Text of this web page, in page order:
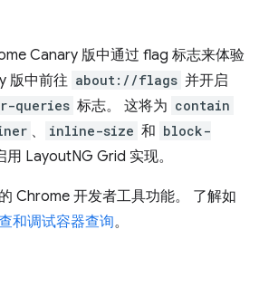
Canary 版中通过 flag 标志来体验
版中前往 about://flags 并开启
queries 标志。 这将为 contain
、 inline-size 和 block-
LayoutNG Grid 实现。
Chrome 开发者工具功能。 了解如
和调试容器查询。